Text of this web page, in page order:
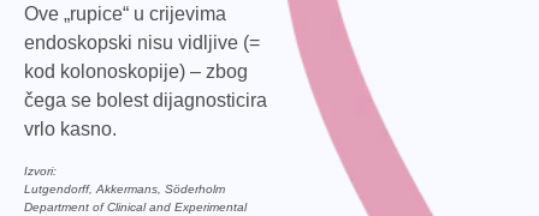
Ove „rupice“ u crijevima
endoskopski nisu vidljive (=
kod kolonoskopije) – zbog
čega se bolest dijagnosticira
vrlo kasno.
Izvori:
Lutgendorff, Akkermans, Söderholm
Department of Clinical and Experimental